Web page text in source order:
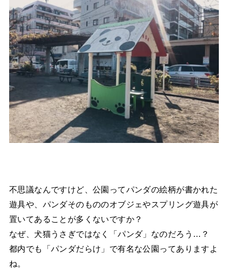
不思議なんですけど、公園ってパンダの絵柄が書かれた
遊具や、パンダそのもののオブジェやスプリング遊具が
置いてあることが多くないですか？
なぜ、犬猫うさぎではなく「パンダ」なのだろう…？
都内でも「パンダだらけ」で有名な公園ってありますよ
ね。